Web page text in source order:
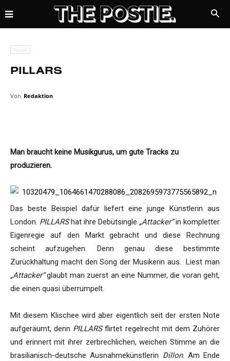
News
PILLARS
Von Redaktion
Man braucht keine Musikgurus, um gute Tracks zu
produzieren.
Das beste Beispiel dafür liefert eine junge Künstlerin aus
London. PILLARShat ihre Debütsingle „Attacker“in kompletter
Eigenregie auf den Markt gebracht und diese Rechnung
scheint aufzugehen. Denn genau diese bestimmte
Zurückhaltung macht den Song der Musikerin aus. Liest man
„Attacker“glaubt man zuerst an eine Nummer, die voran geht,
die einen quasi überrumpelt.
Mit diesem Klischee wird aber eigentlich seit der ersten Note
aufgeräumt, denn PILLARSflirtet regelrecht mit dem Zuhörer
und erinnert mit ihrer zerbrechlichen, weichen Stimme an die
brasilianisch-deutsche Ausnahmekünstlerin Dillon. Am Ende